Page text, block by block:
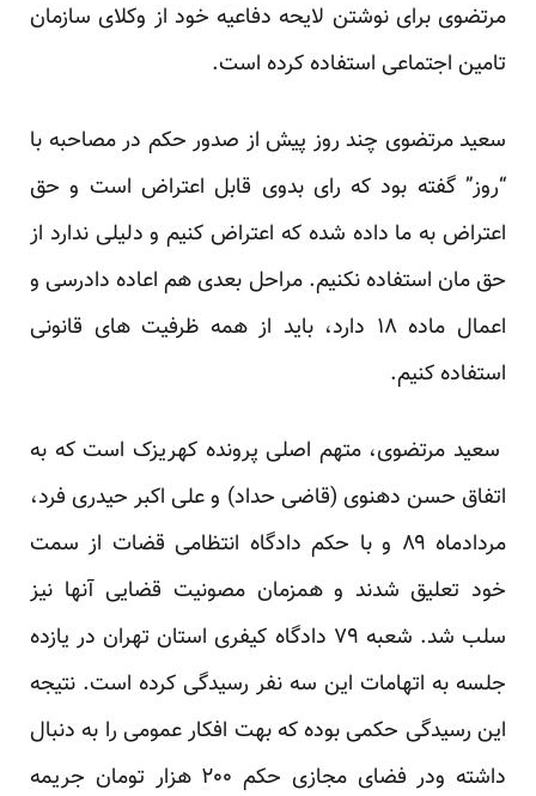
مرتضوی برای نوشتن لایحه دفاعیه خود از وکلای سازمان
تامین اجتماعی استفاده کرده است.
سعید مرتضوی چند روز پیش از صدور حکم در مصاحبه با
“روز”گفته بود که رای بدوی قابل اعتراض است و حق
اعتراض به ما داده شده که اعتراض کنیم و دلیلی ندارد از
حق مان استفاده نکنیم. مراحل بعدی هم اعاده دادرسی و
اعمال ماده ۱۸ دارد، باید از همه ظرفیت های قانونی
استفاده کنیم.
سعید مرتضوی، متهم اصلی پرونده کهریزک است که به
اتفاق حسن دهنوی (قاضی حداد) و علی اکبر حیدری فرد،
مردادماه ۸۹ و با حکم دادگاه انتظامی قضات از سمت
خود تعلیق شدند و همزمان مصونیت قضایی آنها نیز
سلب شد. شعبه ۷۹ دادگاه کیفری استان تهران در یازده
جلسه به اتهامات این سه نفر رسیدگی کرده است. نتیجه
این رسیدگی حکمی بوده که بهت افکار عمومی را به دنبال
داشته ودر فضای مجازی حکم ۲۰۰ هزار تومان جریمه